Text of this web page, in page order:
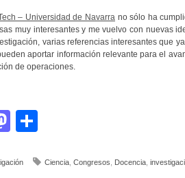
– Universidad de Navarrano sólo ha
muy interesantes y me vuelvo con nuevas
varias referencias interesantes que
aportar información relevante para el
de operaciones.
Mastodon
Ciencia, Congresos Docencia,